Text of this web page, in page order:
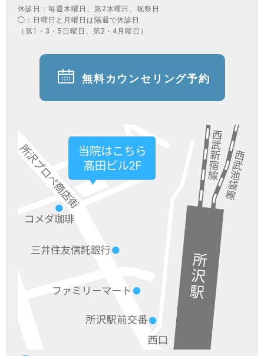
休診日：毎週木曜日、第2水曜日、祝祭日
◯：日曜日と月曜日は隔週で休診日
（第1・3・5日曜日、第2・4月曜日）
無料カウンセリング予約